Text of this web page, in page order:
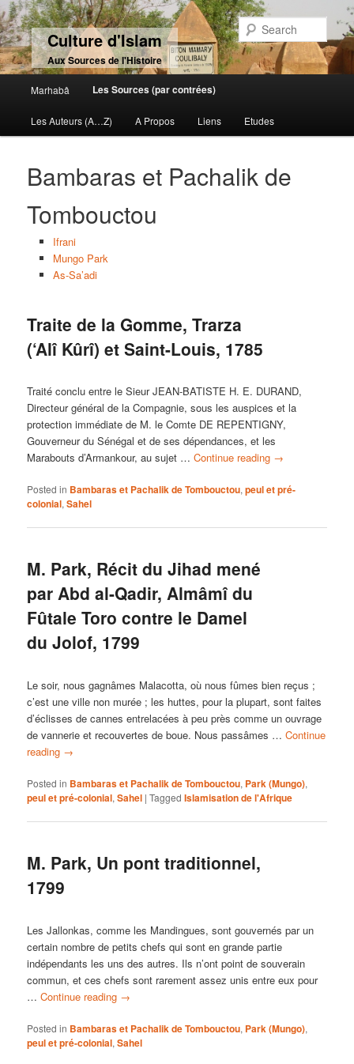
Culture d'Islam
Aux Sources de l'Histoire
Skip to primary content
Skip to secondary content
Marhabâ Les Sources (par contrées)
Les Auteurs (A…Z) A Propos Liens Etudes
Bambaras et Pachalik de
Tombouctou
Ifrani
Mungo Park
As-Sa’adi
Traite de la Gomme, Trarza
(‘Alî Kûrî) et Saint-Louis, 1785
Traité conclu entre le Sieur JEAN-BATISTE H. E. DURAND,
Directeur général de la Compagnie, sous les auspices et la
protection immédiate de M. le Comte DE REPENTIGNY,
Gouverneur du Sénégal et de ses dépendances, et les
Marabouts d’Armankour, au sujet …Continue reading →
Posted in Bambaras et Pachalik de Tombouctou,peul et pré-
colonial,Sahel
M. Park, Récit du Jihad mené
par Abd al-Qadir, Almâmî du
Fûtale Toro contre le Damel
du Jolof, 1799
Le soir, nous gagnâmes Malacotta, où nous fûmes bien reçus ;
c’est une ville non murée ; les huttes, pour la plupart, sont faites
d’éclisses de cannes entrelacées à peu près comme un ouvrage
de vannerie et recouvertes de boue. Nous passâmes …Continue
reading →
Posted in Bambaras et Pachalik de Tombouctou, Park (Mungo),
peul et pré-colonial,Sahel |Tagged Islamisation de l'Afrique
M. Park, Un pont traditionnel,
1799
Les Jallonkas, comme les Mandingues, sont gouvernés par un
certain nombre de petits chefs qui sont en grande partie
indépendants les uns des autres. Ils n’ont point de souverain
commun, et ces chefs sont rarement assez unis entre eux pour
…Continue reading →
Posted in Bambaras et Pachalik de Tombouctou, Park (Mungo),
peul et pré-colonial,Sahel